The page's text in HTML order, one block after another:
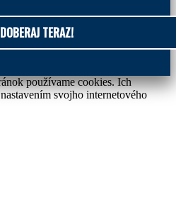
HK Poprad
používame cookies. Ich